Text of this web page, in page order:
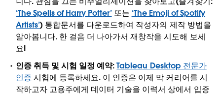
‘The Spells of Harry Potter’또는 ‘The Emoji of Spotify
Artists’) 통합문서를 다운로드하여 작성자의 제작 방법을
알아봅니다. 한 걸음 더 나아가서 재창작을 시도해 보세
요!
인증 취득 및 시험 일정 예약: Tableau Desktop 전문가
인증 시험에 등록하세요. 이 인증은 이제 막 커리어를 시
작하고자 고용주에게 데이터 기술을 이력서 상에서 입증